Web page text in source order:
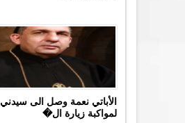
الأباتي نعمة وصل الى سيدني
لمواكبة زيارة ال�